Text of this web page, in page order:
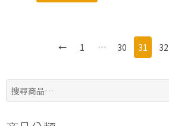
← 1 … 30 31 32
搜
尋: